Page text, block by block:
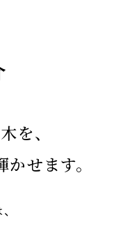
を、
せます。